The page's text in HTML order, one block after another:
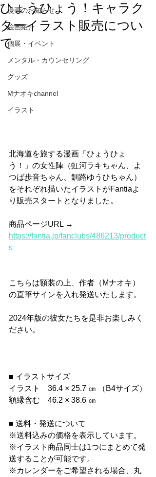
漫画のお知らせ
絵画紹介
個展・イベント
メンタル・カウンセリング
グッズ
Mナオキchannel
イラスト
ひょうひょう！キャラク
ターイラスト販売につい
て
北海道を旅する漫画「ひょうひょ
う！」の女性陣（虹河ラキちゃん、よ
つば歩音ちゃん、釧路ゆうひちゃん）
をそれぞれ描いたイラストがFantiaよ
り販売スタートとなりました。
商品ページURL →
https://fantia.jp/fanclubs/486213/product
s
こちらは額装の上、作者（Mナオキ）
の直筆サインを入れ発送いたします。
2024年版の彼女たちを是非お楽しみく
ださい。
■ イラストサイズ
イラスト　36.4 × 25.7 ㎝ （B4サイズ）
額縁含む　46.2 × 38.6 ㎝
■ 送料・発送について
※送料込みの価格を表示しています。
※イラスト商品同士は1つにまとめて発
送することが可能です。
※カレンダーをご希望される場合、丸